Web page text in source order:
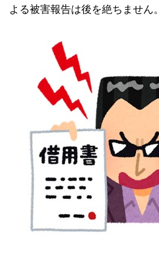
よる被害報告は後を絶ちません。